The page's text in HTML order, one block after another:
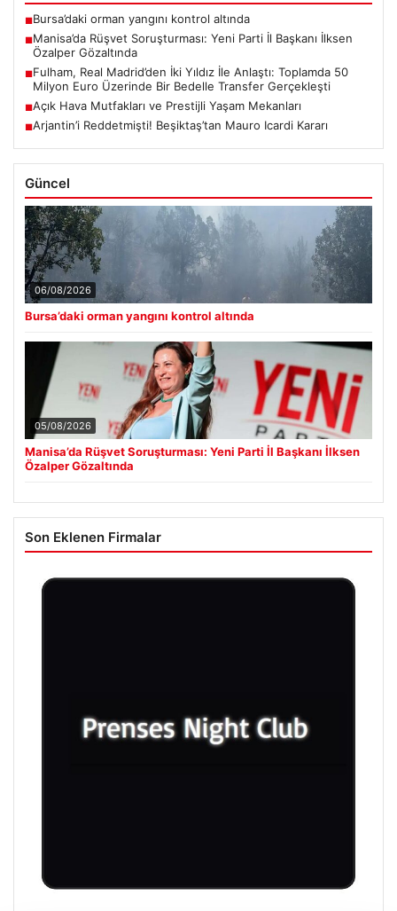
■Bursa’daki orman yangını kontrol altında
■Manisa’da Rüşvet Soruşturması: Yeni Parti İl Başkanı İlksen
Özalper Gözaltında
■Fulham, Real Madrid’den İki Yıldız İle Anlaştı: Toplamda 50
Milyon Euro Üzerinde Bir Bedelle Transfer Gerçekleşti
■Açık Hava Mutfakları ve Prestijli Yaşam Mekanları
■Arjantin’i Reddetmişti! Beşiktaş’tan Mauro Icardi Kararı
Güncel
06/08/2026
Bursa’daki orman yangını kontrol altında
05/08/2026
Manisa’da Rüşvet Soruşturması: Yeni Parti İl Başkanı İlksen
Özalper Gözaltında
Son Eklenen Firmalar